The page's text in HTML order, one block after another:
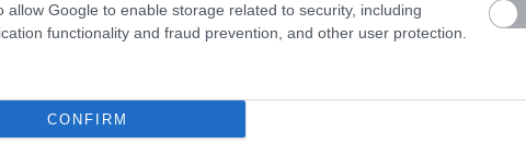
allow Google to enable storage related to security, including
functionality and fraud prevention, and other user protection.
CONFIRM
προσλήψεις με μισθό έως 1.250€ - Πού θα κάνετε